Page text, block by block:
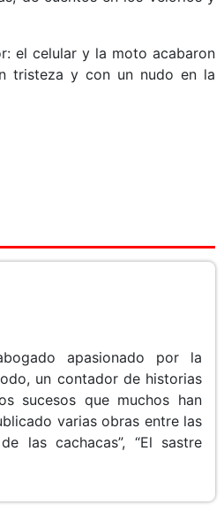
el celular y la moto acabaron
tristeza y con un nudo en la
apasionado por la
un contador de historias
sucesos que muchos han
varias obras entre las
las cachacas”, “El sastre